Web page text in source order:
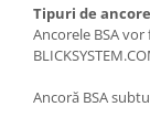
Tipuri de ancore
Ancorele BSA vor
Ancoră BSA